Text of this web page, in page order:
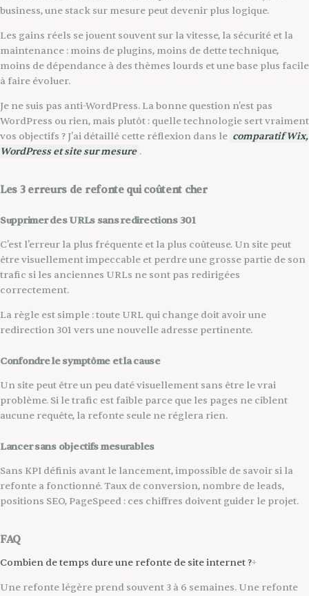
business, une stack sur mesure peut devenir plus logique.
Les gains réels se jouent souvent sur la vitesse, la sécurité et la
maintenance : moins de plugins, moins de dette technique,
moins de dépendance à des thèmes lourds et une base plus facile
à faire évoluer.
Je ne suis pas anti-WordPress. La bonne question n'est pas
WordPress ou rien, mais plutôt : quelle technologie sert vraiment
vos objectifs ? J'ai détaillé cette réflexion dans le comparatif Wix,
WordPress et site sur mesure .
Les 3 erreurs de refonte qui coûtent cher
Supprimer des URLs sans redirections 301
C'est l'erreur la plus fréquente et la plus coûteuse. Un site peut
être visuellement impeccable et perdre une grosse partie de son
trafic si les anciennes URLs ne sont pas redirigées
correctement.
La règle est simple : toute URL qui change doit avoir une
redirection 301 vers une nouvelle adresse pertinente.
Confondre le symptôme et la cause
Un site peut être un peu daté visuellement sans être le vrai
problème. Si le trafic est faible parce que les pages ne ciblent
aucune requête, la refonte seule ne réglera rien.
Lancer sans objectifs mesurables
Sans KPI définis avant le lancement, impossible de savoir si la
refonte a fonctionné. Taux de conversion, nombre de leads,
positions SEO, PageSpeed : ces chiffres doivent guider le projet.
FAQ
Combien de temps dure une refonte de site internet ?+
Une refonte légère prend souvent 3 à 6 semaines. Une refonte